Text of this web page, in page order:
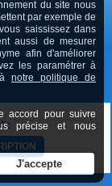
:
du site nous
par exemple de
saississez dans
aussi de mesurer
afin d'améliorer
les paramétrer à
notre politique de
accord pour suivre
précise et nous